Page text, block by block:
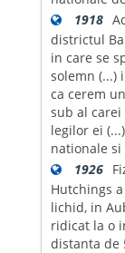
1918
districtul
in care se
solemn (...)
ca cerem
sub al
legilor ei
nationale
1926
Hutchings
lichid, in
ridicat la o
distanta de